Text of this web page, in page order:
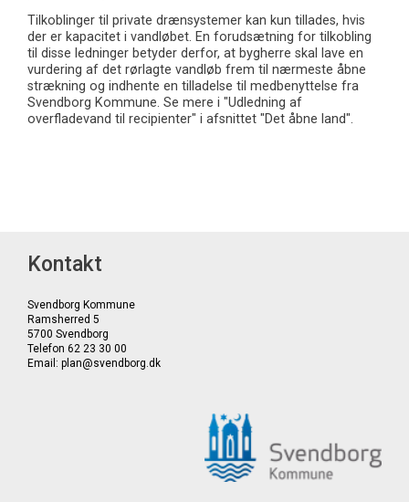
Tilkoblinger til private drænsystemer kan kun tillades, hvis
der er kapacitet i vandløbet. En forudsætning for tilkobling
til disse ledninger betyder derfor, at bygherre skal lave en
vurdering af det rørlagte vandløb frem til nærmeste åbne
strækning og indhente en tilladelse til medbenyttelse fra
Svendborg Kommune. Se mere i "Udledning af
overfladevand til recipienter" i afsnittet "Det åbne land".
Kontakt
Svendborg Kommune
Ramsherred 5
5700 Svendborg
Telefon 62 23 30 00
Email: plan@svendborg.dk